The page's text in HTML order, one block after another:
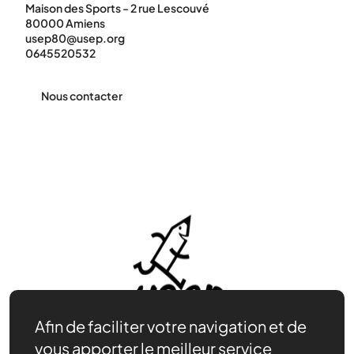
Maison des Sports - 2 rue Lescouvé
80000 Amiens
usep80@usep.org
0645520532
Nous contacter
Afin de faciliter votre navigation et de
vous apporter le meilleur service